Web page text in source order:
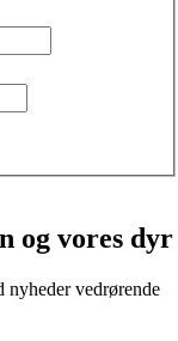
og vores dyr
nyheder vedrørende